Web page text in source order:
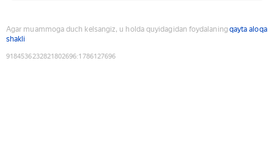
Agar muammoga duch kelsangiz, u holda quyidagidan foydalaning qayta aloqa
shakli
9184536232821802696:1786127696